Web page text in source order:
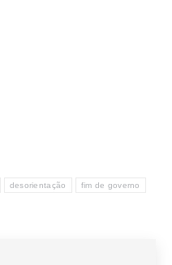
desorientação fim de governo